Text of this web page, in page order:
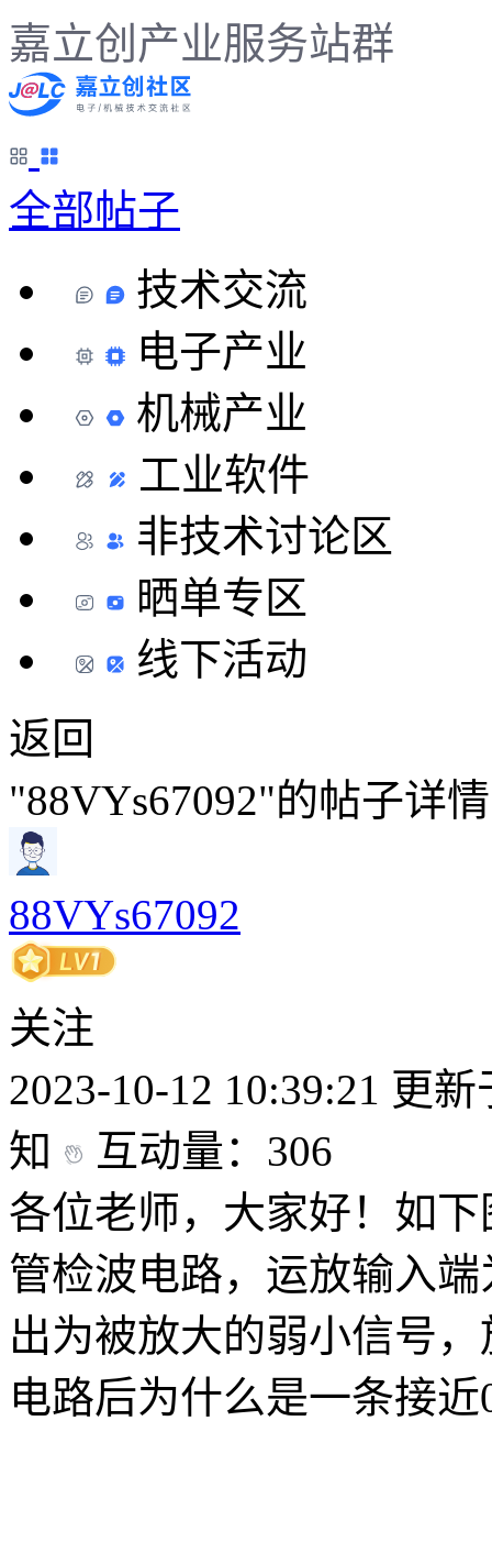
嘉立创产业服务站群
全部帖子
技术交流
电子产业
机械产业
工业软件
非技术讨论区
晒单专区
线下活动
返回
"88VYs67092"的帖子详
88VYs67092
关注
2023-10-12 10:39:21 更新
知
互动量：306
各位老师，大家好！如
管检波电路，运放输入
出为被放大的弱小信号
电路后为什么是一条接